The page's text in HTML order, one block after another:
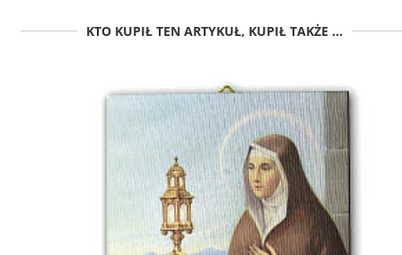
KTO KUPIŁ TEN ARTYKUŁ, KUPIŁ TAKŻE ...